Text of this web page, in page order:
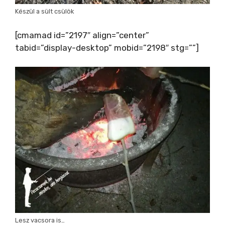
Készül a sült csülök
[cmamad id=”2197″ align=”center”
tabid=”display-desktop” mobid=”2198″ stg=””]
Lesz vacsora is…